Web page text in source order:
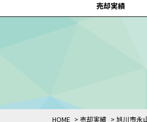
売却実績
全て
旭川市
札幌市
HOME > 売却実績 > 旭川市